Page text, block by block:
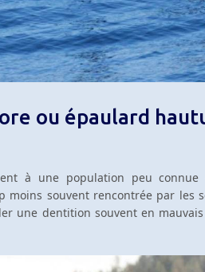
ou épaulard
à une population peu connue
moins souvent rencontrée par les
une dentition souvent en